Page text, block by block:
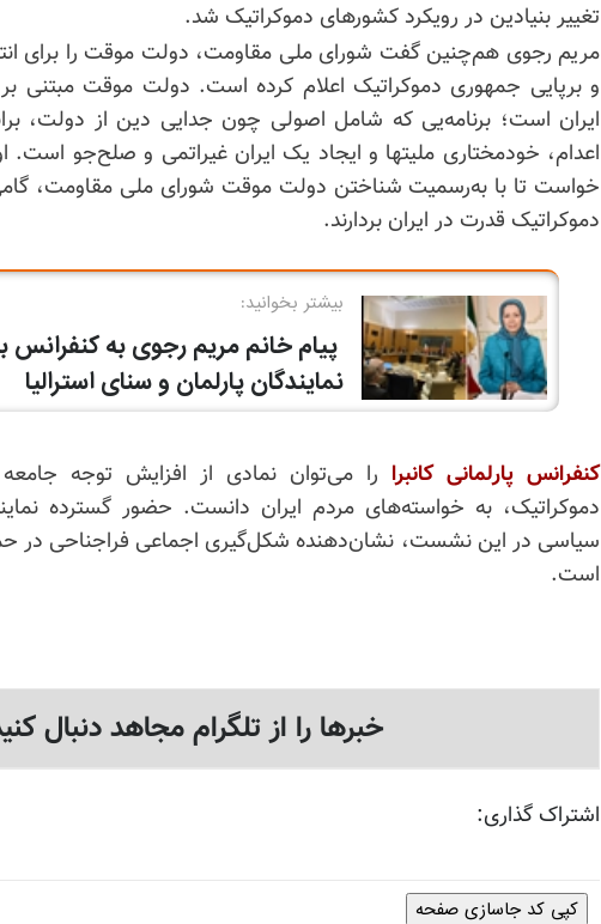
تغییر بنیادین در رویکرد کشورهای دموکراتیک شد.
مریم رجوی هم‌چنین گفت شورای ملی مقاومت، دولت موقت را برای
و برپایی جمهوری دموکراتیک اعلام کرده است. دولت موقت مبتنی بر
ایران است؛ برنامه‌یی که شامل اصولی چون جدایی دین از دولت،
اعدام، خودمختاری ملیتها و ایجاد یک ایران غیراتمی و صلح‌جو است. او
خواست تا با به‌رسمیت شناختن دولت موقت شورای ملی مقاومت،
دموکراتیک قدرت در ایران بردارند.
کنفرانس پارلمانی کانبرا را می‌توان نمادی از افزایش توجه
دموکراتیک، به خواسته‌های مردم ایران دانست. حضور گسترده
سیاسی در این نشست، نشان‌دهنده شکل‌گیری اجماعی فراجناحی در
است.
خبرها را از تلگرام مجاهد دنبال
اشتراک گذاری:
کپی کد جاسازی صفحه